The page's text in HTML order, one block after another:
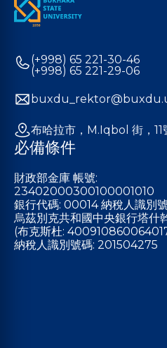
(+998) 65 221-30-46
(+998) 65 221-29-06
布哈拉市，M.Iqbol 街，11
必備條件
財政部金庫 帳號:
23402000300100001010
銀行代碼: 00014 納稅人識別
烏茲別克共和國中央銀行塔什
(布克斯杜:
納稅人識別號碼: 201504275